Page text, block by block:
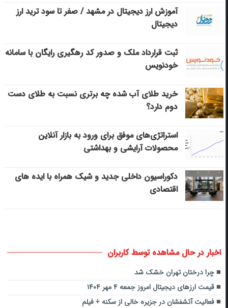
آموزش ارز دیجیتال در مشهد / صفر تا سود ترید ارز
دیجیتال
ثبت قرارداد ملک و صدور کد رهگیری رایگان با سامانه
خودنویس
خرید طلای آب شده چه برتری نسبت به طلای دست
دوم دارد؟
استراتژی‌های موفق برای ورود به بازار آنلاین
محصولات آرایشی و بهداشتی
دکوراسیون داخلی جدید و شیک همراه با ایده های
اقتصادی
اخبار در حال مشاهده توسط کاربران
چرا درختان تهران خشک شد
قیمت ارزهای دیجیتال امروز جمعه ۴ مهر ۱۴۰۴
فعالیت آتشفشان در جزیره خالی از سکنه + فیلم